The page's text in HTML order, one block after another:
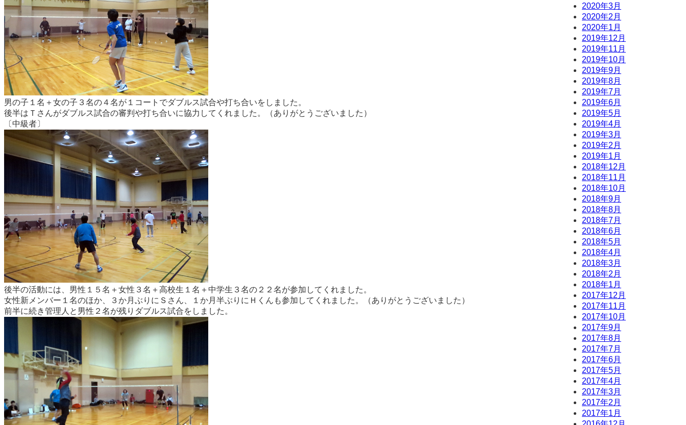
男の子１名＋女の子３名の４名が１コートでダブルス試合や打ち合いをしました。
後半はＴさんがダブルス試合の審判や打ち合いに協力してくれました。（ありがとうございました）
〔中級者〕
後半の活動には、男性１５名＋女性３名＋高校生１名＋中学生３名の２２名が参加してくれました。
女性新メンバー１名のほか、３か月ぶりにＳさん、１か月半ぶりにＨくんも参加してくれました。（ありがとうございました）
前半に続き管理人と男性２名が残りダブルス試合をしました。
2020年3月
2020年2月
2020年1月
2019年12月
2019年11月
2019年10月
2019年9月
2019年8月
2019年7月
2019年6月
2019年5月
2019年4月
2019年3月
2019年2月
2019年1月
2018年12月
2018年11月
2018年10月
2018年9月
2018年8月
2018年7月
2018年6月
2018年5月
2018年4月
2018年3月
2018年2月
2018年1月
2017年12月
2017年11月
2017年10月
2017年9月
2017年8月
2017年7月
2017年6月
2017年5月
2017年4月
2017年3月
2017年2月
2017年1月